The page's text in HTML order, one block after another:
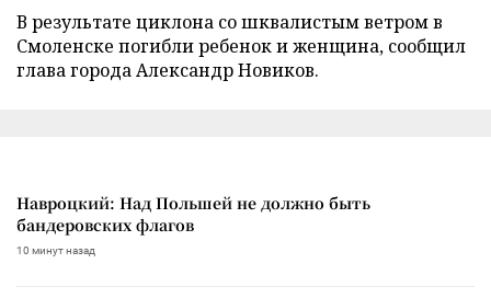
В результате циклона со шквалистым ветром в
Смоленске погибли ребенок и женщина, сообщил
глава города Александр Новиков.
Навроцкий: Над Польшей не должно быть
бандеровских флагов
10 минут назад